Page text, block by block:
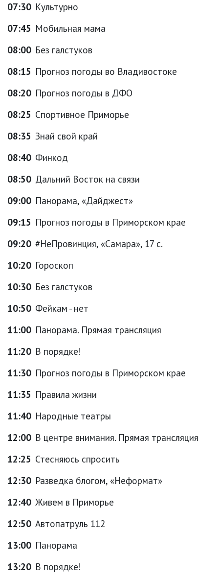
07:30 Культурно
07:45 Мобильная мама
08:00 Без галстуков
08:15 Прогноз погоды во Владивостоке
08:20 Прогноз погоды в ДФО
08:25 Спортивное Приморье
08:35 Знай свой край
08:40 Финкод
08:50 Дальний Восток на связи
09:00 Панорама, «Дайджест»
09:15 Прогноз погоды в Приморском крае
09:20 #НеПровинция, «Самара», 17 с.
10:20 Гороскоп
10:30 Без галстуков
10:50 Фейкам - нет
11:00 Панорама. Прямая трансляция
11:20 В порядке!
11:30 Прогноз погоды в Приморском крае
11:35 Правила жизни
11:40 Народные театры
12:00 В центре внимания. Прямая трансляция
12:25 Стесняюсь спросить
12:30 Разведка блогом, «Неформат»
12:40 Живем в Приморье
12:50 Автопатруль 112
13:00 Панорама
13:20 В порядке!